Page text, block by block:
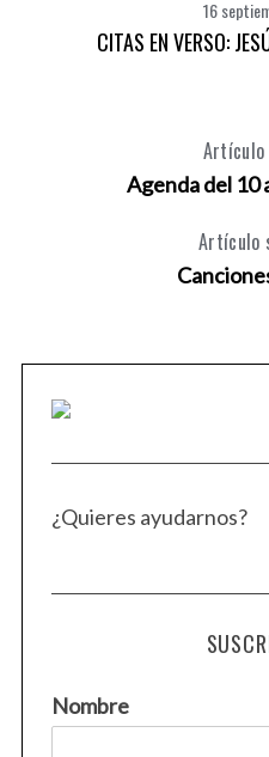
16
CITAS EN VERSO:
Agenda del 10
Artículo
¿Quieres ayudarnos?
Nombre